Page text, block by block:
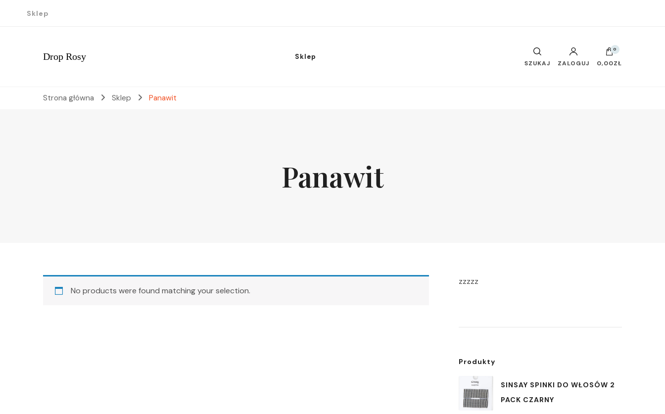
Sklep
Drop Rosy Sklep
SZUKAJ ZALOGUJ
0
0,00ZŁ
Strona główna Sklep Panawit
Panawit
No products were found matching your selection.
zzzzz
Produkty
SINSAY SPINKI DO WŁOSÓW 2
PACK CZARNY